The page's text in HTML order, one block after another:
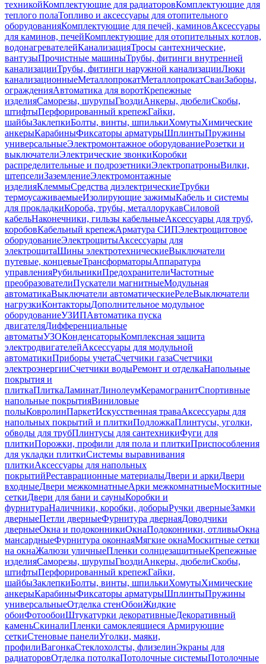
техникойКомплектующие для радиаторовКомплектующие для
теплого полаТопливо и аксессуары для отопительного
оборудованияКомплектующие для печей, каминовАксессуары
для каминов, печейКомплектующие для отопительных котлов,
водонагревателейКанализацияТросы сантехнические,
вантузыПрочистные машиныТрубы, фитинги внутренней
канализацииТрубы, фитинги наружной канализацииЛюки
канализационныеМеталлопрокатМеталлопрокатСваиЗаборы,
огражденияАвтоматика для воротКрепежные
изделияСаморезы, шурупыГвоздиАнкеры, дюбелиСкобы,
штифтыПерфорированный крепежГайки,
шайбыЗаклепкиБолты, винты, шпилькиХомутыХимические
анкерыКарабиныФиксаторы арматурыШплинтыПружины
универсальныеЭлектромонтажное оборудованиеРозетки и
выключателиЭлектрические звонкиКоробки
распределительные и подрозетникиЭлектропатроныВилки,
штепселиЗаземлениеЭлектромонтажные
изделияКлеммыСредства диэлектрическиеТрубки
термоусаживаемыеИзолирующие зажимыКабель и системы
для прокладкиКороба, трубы, металлорукавСиловой
кабельНаконечники, гильзы кабельныеАксессуары для труб,
коробовКабельный крепежАрматура СИПЭлектрощитовое
оборудованиеЭлектрощитыАксессуары для
электрощитаШины электротехническиеВыключатели
путевые, концевыеТрансформаторыАппаратура
управленияРубильникиПредохранителиЧастотные
преобразователиПускатели магнитныеМодульная
автоматикаВыключатели автоматическиеРелеВыключатели
нагрузкиКонтакторыДополнительное модульное
оборудованиеУЗИПАвтоматика пуска
двигателяДифференциальные
автоматыУЗОКонденсаторыКомплексная защита
электродвигателейАксессуары для модульной
автоматикиПриборы учетаСчетчики газаСчетчики
электроэнергииСчетчики водыРемонт и отделкаНапольные
покрытия и
плиткаПлиткаЛаминатЛинолеумКерамогранитСпортивные
напольные покрытияВиниловые
полыКовролинПаркетИскусственная траваАксессуары для
напольных покрытий и плиткиПодложкаПлинтусы, уголки,
обводы для трубПлинтусы для сантехникиФуги для
плиткиПорожки, профили для пола и плиткиПриспособления
для укладки плиткиСистемы выравнивания
плиткиАксессуары для напольных
покрытийРеставрационные материалыДвери и аркиДвери
входныеДвери межкомнатныеАрки межкомнатныеМоскитные
сеткиДвери для бани и сауныКоробки и
фурнитураНаличники, коробки, доборыРучки дверныеЗамки
дверныеПетли дверныеФурнитура двернаяДоводчики
дверныеОкна и подоконникиОкнаПодоконники, отливыОкна
мансардныеФурнитура оконнаяМягкие окнаМоскитные сетки
на окнаЖалюзи уличныеПленки солнцезащитныеКрепежные
изделияСаморезы, шурупыГвоздиАнкеры, дюбелиСкобы,
штифтыПерфорированный крепежГайки,
шайбыЗаклепкиБолты, винты, шпилькиХомутыХимические
анкерыКарабиныФиксаторы арматурыШплинтыПружины
универсальныеОтделка стенОбоиЖидкие
обоиФотообоиШтукатурки декоративныеДекоративный
каменьСкиналиПленки самоклеящиеся Армирующие
сеткиСтеновые панелиУголки, маяки,
профилиВагонкаСтеклохолсты, флизелинЭкраны для
радиаторовОтделка потолкаПотолочные системыПотолочные